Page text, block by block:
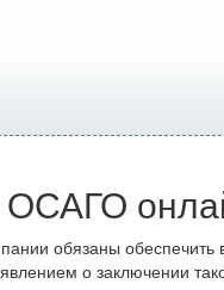
обязаны
о заключении